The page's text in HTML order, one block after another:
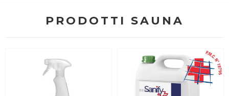
PRODOTTI SAUNA